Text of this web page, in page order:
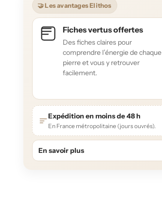
🤝 Les avantages Elithos
Fiches vertus offertes
Des fiches claires pour
comprendre l’énergie de chaque
pierre et vous y retrouver
facilement.
Expédition en moins de 48 h
En France métropolitaine (jours ouvrés).
En savoir plus